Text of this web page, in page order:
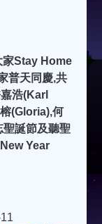
家Stay Home
普天同慶,共
浩(Karl
(Gloria),何
誕節及聽聖
Year